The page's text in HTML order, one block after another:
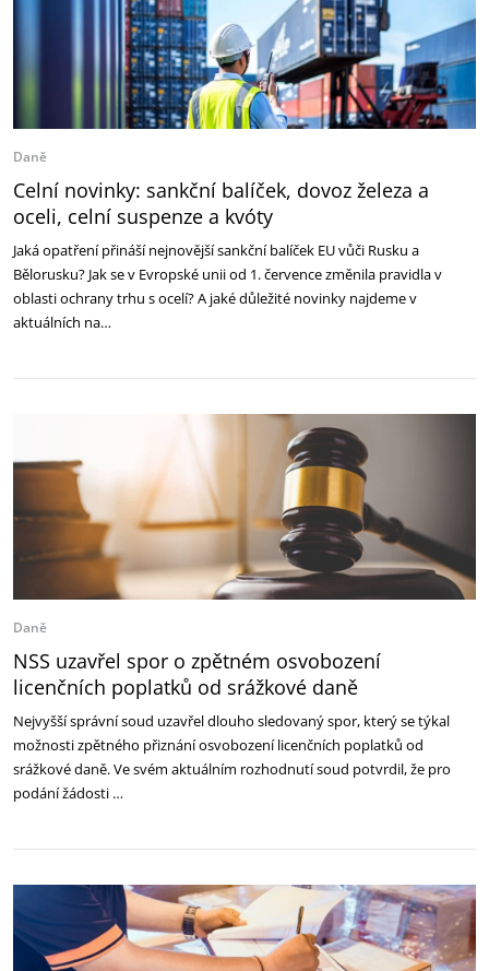
Daně
Celní novinky: sankční balíček, dovoz železa a
oceli, celní suspenze a kvóty
Jaká opatření přináší nejnovější sankční balíček EU vůči Rusku a
Bělorusku? Jak se v Evropské unii od 1. července změnila pravidla v
oblasti ochrany trhu s ocelí? A jaké důležité novinky najdeme v
aktuálních na…
Daně
NSS uzavřel spor o zpětném osvobození
licenčních poplatků od srážkové daně
Nejvyšší správní soud uzavřel dlouho sledovaný spor, který se týkal
možnosti zpětného přiznání osvobození licenčních poplatků od
srážkové daně. Ve svém aktuálním rozhodnutí soud potvrdil, že pro
podání žádosti …